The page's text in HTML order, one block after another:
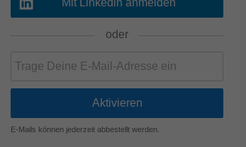
Mit Linkedin anmelden
oder
E-Mails können jederzeit abbestellt werden.